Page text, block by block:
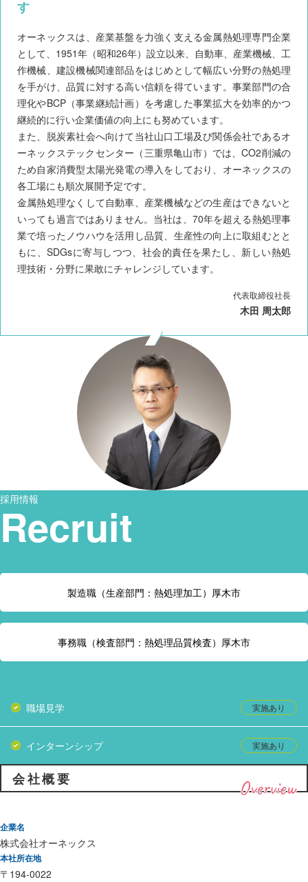
す
オーネックスは、産業基盤を力強く支える金属熱処理専門企業
として、1951年（昭和26年）設立以来、自動車、産業機械、工
作機械、建設機械関連部品をはじめとして幅広い分野の熱処理
を手がけ、品質に対する高い信頼を得ています。事業部門の合
理化やBCP（事業継続計画）を考慮した事業拡大を効率的かつ
継続的に行い企業価値の向上にも努めています。
また、脱炭素社会へ向けて当社山口工場及び関係会社であるオ
ーネックステックセンター（三重県亀山市）では、CO2削減の
ため自家消費型太陽光発電の導入をしており、オーネックスの
各工場にも順次展開予定です。
金属熱処理なくして自動車、産業機械などの生産はできないと
いっても過言ではありません。当社は、70年を超える熱処理事
業で培ったノウハウを活用し品質、生産性の向上に取組むとと
もに、SDGsに寄与しつつ、社会的責任を果たし、新しい熱処
理技術・分野に果敢にチャレンジしています。
代表取締役社長
木田 周太郎
採用情報
Recruit
製造職（生産部門：熱処理加工）厚木市
事務職（検査部門：熱処理品質検査）厚木市
職場見学
インターンシップ
Overview
会社概要
企業名
株式会社オーネックス
本社所在地
〒194-0022